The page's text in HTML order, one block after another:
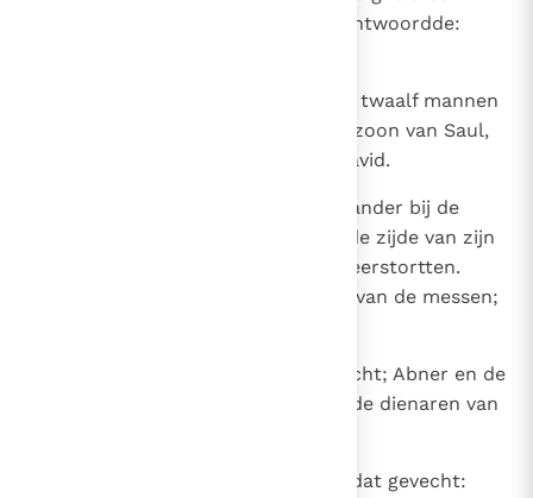
gevecht ten beste geven.' Joab antwoordde:
Ze traden aan en werden geteld: twaalf mannen
van Benjamin en van Isboset, de zoon van Saul,
en twaalf van de dienaren van David.
Ieder van hen greep zijn tegenstander bij de
haren en stootte zijn zwaard in de zijde van zijn
tegenstander, zodat ze samen neerstortten.
Daarom heet die plaats het Veld van de messen;
Daarop ontstond een hevig gevecht; Abner en de
mannen van Israël werden door de dienaren van
Drie zonen van Seruja waren bij dat gevecht: